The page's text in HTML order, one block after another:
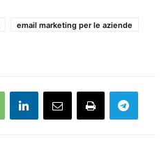
email marketing per le aziende